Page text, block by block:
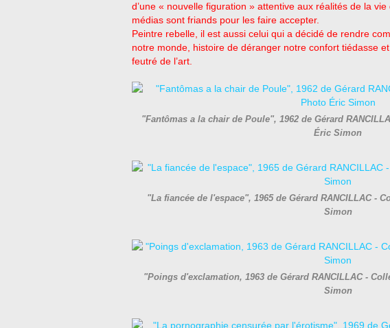
d’une « nouvelle figuration » attentive aux réalités de la
médias sont friands pour les faire accepter.
Peintre rebelle, il est aussi celui qui a décidé de rendre
notre monde, histoire de déranger notre confort tiédasse
feutré de l’art.
"Fantômas a la chair de Poule", 1962 de Gérard
Éric Simon
"La fiancée de l'espace", 1965 de Gérard RANCILLAC -
Simon
"Poings d'exclamation, 1963 de Gérard RANCILLAC -
Simon